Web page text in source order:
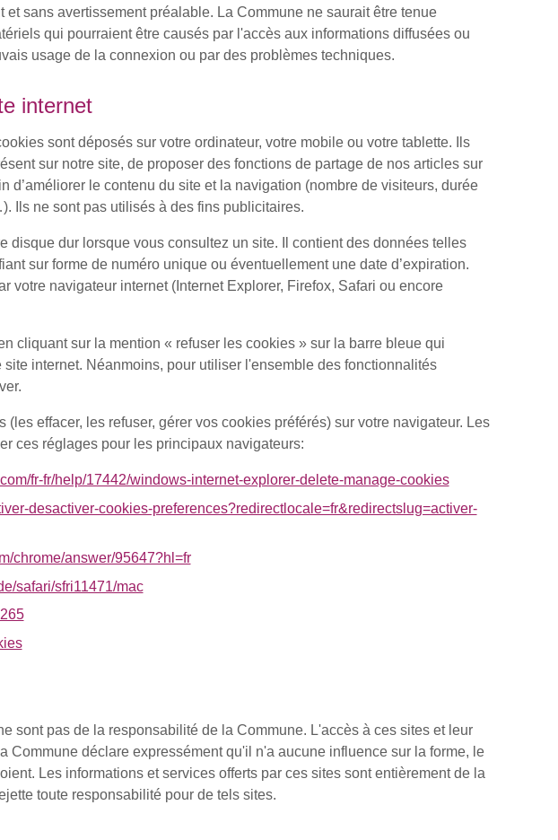
sans avertissement préalable. La Commune ne saurait être tenue
qui pourraient être causés par l'accès aux informations diffusées ou
usage de la connexion ou par des problèmes techniques.
internet
sont déposés sur votre ordinateur, votre mobile ou votre tablette. Ils
sur notre site, de proposer des fonctions de partage de nos articles sur
d’améliorer le contenu du site et la navigation (nombre de visiteurs, durée
Ils ne sont pas utilisés à des fins publicitaires.
disque dur lorsque vous consultez un site. Il contient des données telles
sur forme de numéro unique ou éventuellement une date d’expiration.
votre navigateur internet (Internet Explorer, Firefox, Safari ou encore
cliquant sur la mention « refuser les cookies » sur la barre bleue qui
internet. Néanmoins, pour utiliser l'ensemble des fonctionnalités
effacer, les refuser, gérer vos cookies préférés) sur votre navigateur. Les
ces réglages pour les principaux navigateurs:
fr-fr/help/17442/windows-internet-explorer-delete-manage-cookies
desactiver-cookies-preferences?redirectlocale=fr&redirectslug=activer-
chrome/answer/95647?hl=fr
safari/sfri11471/mac
sont pas de la responsabilité de la Commune. L'accès à ces sites et leur
Commune déclare expressément qu'il n'a aucune influence sur la forme, le
Les informations et services offerts par ces sites sont entièrement de la
toute responsabilité pour de tels sites.